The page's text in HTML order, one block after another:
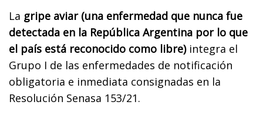
La gripe aviar (una enfermedad que nunca fue
detectada en la República Argentina por lo que
el país está reconocido como libre)integra el
Grupo I de las enfermedades de notificación
obligatoria e inmediata consignadas en la
Resolución Senasa 153/21.